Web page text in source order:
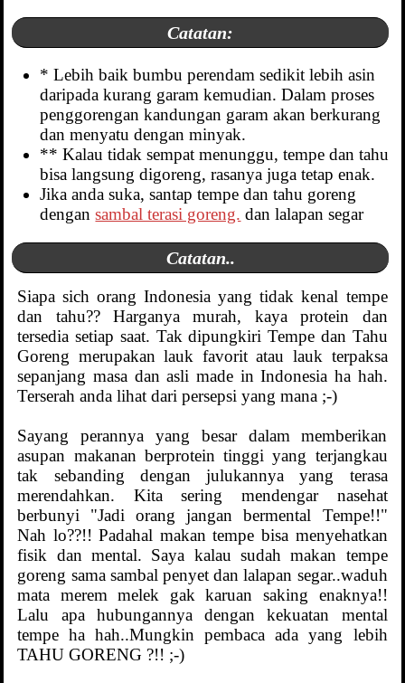
Catatan:
* Lebih baik bumbu perendam sedikit lebih asin
daripada kurang garam kemudian. Dalam proses
penggorengan kandungan garam akan berkurang
dan menyatu dengan minyak.
** Kalau tidak sempat menunggu, tempe dan tahu
bisa langsung digoreng, rasanya juga tetap enak.
Jika anda suka, santap tempe dan tahu goreng
dengansambal terasi goreng. dan lalapan segar
Catatan..
Siapa sich orang Indonesia yang tidak kenal tempe
dan tahu?? Harganya murah, kaya protein dan
tersedia setiap saat. Tak dipungkiri Tempe dan Tahu
Goreng merupakan lauk favorit atau lauk terpaksa
sepanjang masa dan asli made in Indonesia ha hah.
Terserah anda lihat dari persepsi yang mana ;-)
Sayang perannya yang besar dalam memberikan
asupan makanan berprotein tinggi yang terjangkau
tak sebanding dengan julukannya yang terasa
merendahkan. Kita sering mendengar nasehat
berbunyi "Jadi orang jangan bermental Tempe!!"
Nah lo??!! Padahal makan tempe bisa menyehatkan
fisik dan mental. Saya kalau sudah makan tempe
goreng sama sambal penyet dan lalapan segar..waduh
mata merem melek gak karuan saking enaknya!!
Lalu apa hubungannya dengan kekuatan mental
tempe ha hah..Mungkin pembaca ada yang lebih
TAHU GORENG ?!! ;-)